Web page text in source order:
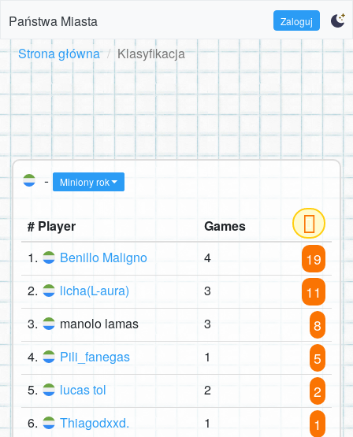
Państwa Miasta Zaloguj
Strona główna Klasyfikacja
- Miniony rok
# Player
Games
1.
Benillo Maligno 4 19
2. licha(L-aura) 3 11
3. manolo lamas 3 8
4. Pili_fanegas 1 5
5. lucas tol 2 2
6. Thiagodxxd. 1 1